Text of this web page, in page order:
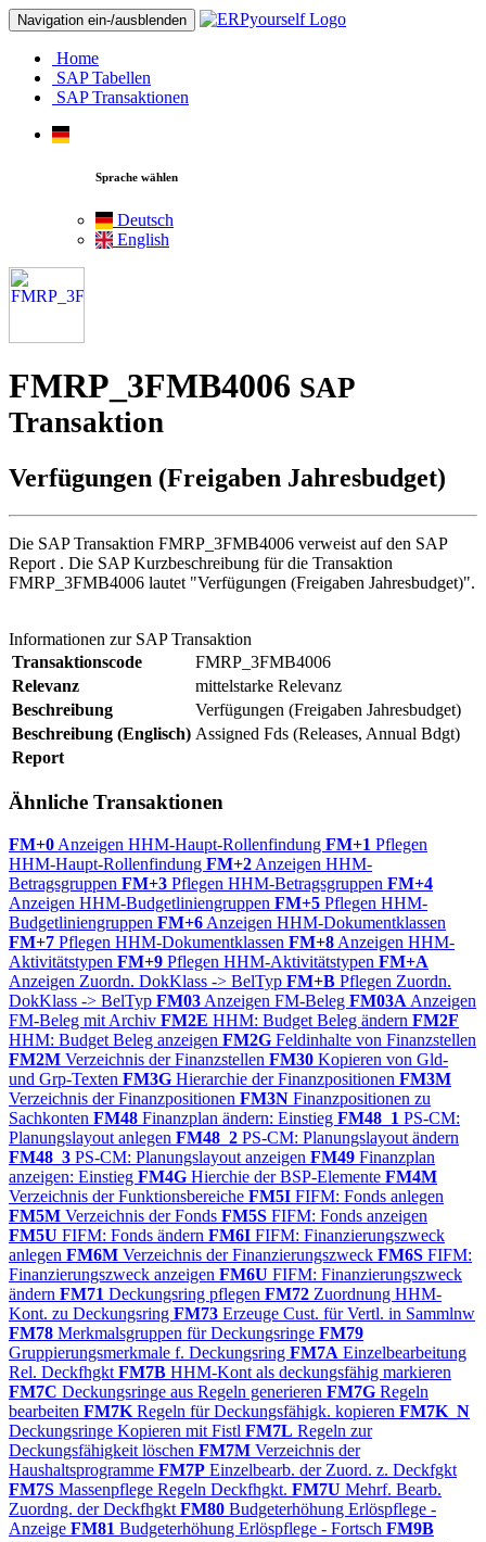
Navigation ein-/ausblenden
Home
SAP Tabellen
SAP Transaktionen
Sprache wählen
Deutsch
English
FMRP_3FMB4006 SAP
Transaktion
Verfügungen (Freigaben Jahresbudget)
Die SAP Transaktion FMRP_3FMB4006 verweist auf den SAP
Report . Die SAP Kurzbeschreibung für die Transaktion
FMRP_3FMB4006 lautet "Verfügungen (Freigaben Jahresbudget)".
Informationen zur SAP Transaktion
Transaktionscode
FMRP_3FMB4006
Relevanz
mittelstarke Relevanz
Beschreibung
Verfügungen (Freigaben Jahresbudget)
Beschreibung (Englisch) Assigned Fds (Releases, Annual Bdgt)
Report
Ähnliche Transaktionen
FM+0 Anzeigen HHM-Haupt-Rollenfindung FM+1 Pflegen
HHM-Haupt-Rollenfindung FM+2 Anzeigen HHM-
Betragsgruppen FM+3 Pflegen HHM-Betragsgruppen FM+4
Anzeigen HHM-Budgetliniengruppen FM+5 Pflegen HHM-
Budgetliniengruppen FM+6 Anzeigen HHM-Dokumentklassen
FM+7 Pflegen HHM-Dokumentklassen FM+8 Anzeigen HHM-
Aktivitätstypen FM+9 Pflegen HHM-Aktivitätstypen FM+A
Anzeigen Zuordn. DokKlass -> BelTyp FM+B Pflegen Zuordn.
DokKlass -> BelTyp FM03 Anzeigen FM-Beleg FM03A Anzeigen
FM-Beleg mit Archiv FM2E HHM: Budget Beleg ändern FM2F
HHM: Budget Beleg anzeigen FM2G Feldinhalte von Finanzstellen
FM2M Verzeichnis der Finanzstellen FM30 Kopieren von Gld-
und Grp-Texten FM3G Hierarchie der Finanzpositionen FM3M
Verzeichnis der Finanzpositionen FM3N Finanzpositionen zu
Sachkonten FM48 Finanzplan ändern: Einstieg FM48_1 PS-CM:
Planungslayout anlegen FM48_2 PS-CM: Planungslayout ändern
FM48_3 PS-CM: Planungslayout anzeigen FM49 Finanzplan
anzeigen: Einstieg FM4G Hierchie der BSP-Elemente FM4M
Verzeichnis der Funktionsbereiche FM5I FIFM: Fonds anlegen
FM5M Verzeichnis der Fonds FM5S FIFM: Fonds anzeigen
FM5U FIFM: Fonds ändern FM6I FIFM: Finanzierungszweck
anlegen FM6M Verzeichnis der Finanzierungszweck FM6S FIFM:
Finanzierungszweck anzeigen FM6U FIFM: Finanzierungszweck
ändern FM71 Deckungsring pflegen FM72 Zuordnung HHM-
Kont. zu Deckungsring FM73 Erzeuge Cust. für Vertl. in Sammlnw
FM78 Merkmalsgruppen für Deckungsringe FM79
Gruppierungsmerkmale f. Deckungsring FM7A Einzelbearbeitung
Rel. Deckfhgkt FM7B HHM-Kont als deckungsfähig markieren
FM7C Deckungsringe aus Regeln generieren FM7G Regeln
bearbeiten FM7K Regeln für Deckungsfähigk. kopieren FM7K_N
Deckungsringe Kopieren mit Fistl FM7L Regeln zur
Deckungsfähigkeit löschen FM7M Verzeichnis der
Haushaltsprogramme FM7P Einzelbearb. der Zuord. z. Deckfgkt
FM7S Massenpflege Regeln Deckfhgkt. FM7U Mehrf. Bearb.
Zuordng. der Deckfhgkt FM80 Budgeterhöhung Erlöspflege -
Anzeige FM81 Budgeterhöhung Erlöspflege - Fortsch FM9B